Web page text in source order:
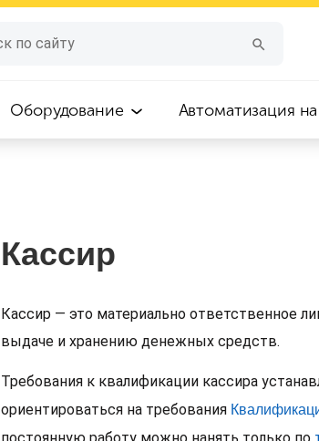
Оборудование Автоматизация
Кассир
Кассир — это материально ответственное
выдаче и хранению денежных средств.
Требования к квалификации кассира
ориентироваться на требования